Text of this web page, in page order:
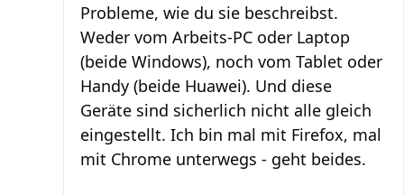
Probleme, wie du sie beschreibst.
Weder vom Arbeits-PC oder Laptop
(beide Windows), noch vom Tablet oder
Handy (beide Huawei). Und diese
Geräte sind sicherlich nicht alle gleich
eingestellt. Ich bin mal mit Firefox, mal
mit Chrome unterwegs - geht beides.